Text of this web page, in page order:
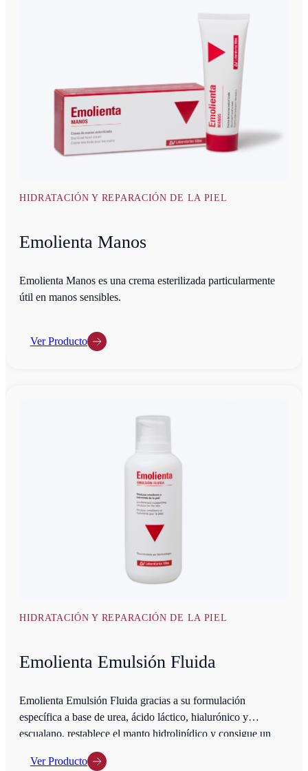
HIDRATACIÓN Y REPARACIÓN DE LA PIEL
Emolienta Manos
Emolienta Manos es una crema esterilizada particularmente
útil en manos sensibles.
Ver Producto
HIDRATACIÓN Y REPARACIÓN DE LA PIEL
Emolienta Emulsión Fluida
Emolienta Emulsión Fluida gracias a su formulación
específica a base de urea, ácido láctico, hialurónico y
escualano, restablece el manto hidrolipídico y consigue un
intenso efecto emoliente e hidratante de la piel corporal…
Ver Producto